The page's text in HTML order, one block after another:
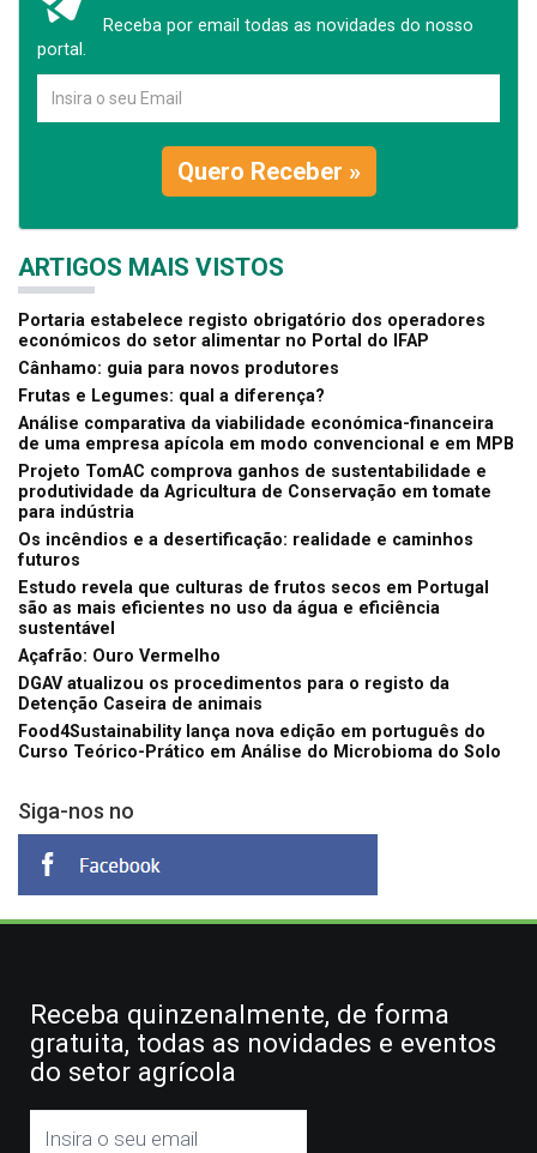
Receba por email todas as novidades do nosso
portal.
Quero Receber »
ARTIGOS MAIS VISTOS
Portaria estabelece registo obrigatório dos operadores
económicos do setor alimentar no Portal do IFAP
Cânhamo: guia para novos produtores
Frutas e Legumes: qual a diferença?
Análise comparativa da viabilidade económica-financeira
de uma empresa apícola em modo convencional e em MPB
Projeto TomAC comprova ganhos de sustentabilidade e
produtividade da Agricultura de Conservação em tomate
para indústria
Os incêndios e a desertificação: realidade e caminhos
futuros
Estudo revela que culturas de frutos secos em Portugal
são as mais eficientes no uso da água e eficiência
sustentável
Açafrão: Ouro Vermelho
DGAV atualizou os procedimentos para o registo da
Detenção Caseira de animais
Food4Sustainability lança nova edição em português do
Curso Teórico-Prático em Análise do Microbioma do Solo
Siga-nos no
Receba quinzenalmente, de forma
gratuita, todas as novidades e eventos
do setor agrícola